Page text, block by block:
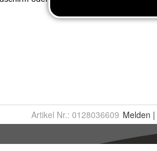
Artikel Nr.: 0128036609 Melden |